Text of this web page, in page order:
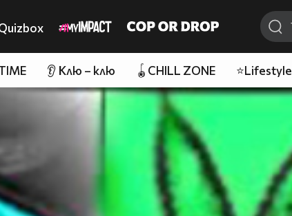
👂 Клю – клю 🪀CHILL ZONE ⭐Lifestyle